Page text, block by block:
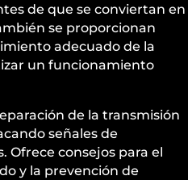
de que se conviertan en
se proporcionan
adecuado de la
un funcionamiento
de la transmisión
señales de
Ofrece consejos para el
y la prevención de